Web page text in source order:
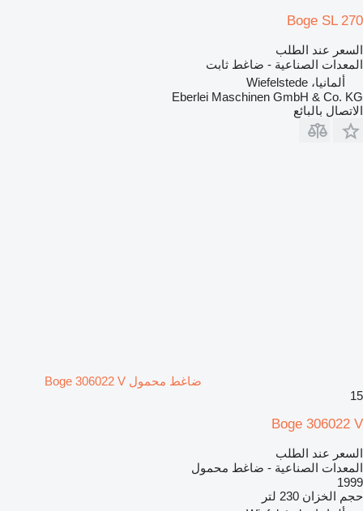
Boge SL 270
السعر عند الطلب
المعدات الصناعية - ضاغط ثابت
ألمانيا، Wiefelstede
Eberlei Maschinen GmbH & Co. KG
الاتصال بالبائع
ضاغط محمول Boge 306022 V
15
Boge 306022 V
السعر عند الطلب
المعدات الصناعية - ضاغط محمول
1999
حجم الخزان 230 لتر